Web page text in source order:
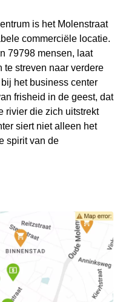
is het Molenstraat
commerciële locatie.
79798 mensen, laat
te streven naar verdere
het business center
frisheid in de geest, dat
rivier die zich uitstrekt
siert niet alleen het
spirit van de